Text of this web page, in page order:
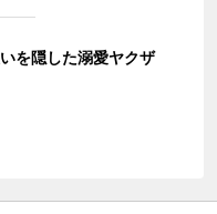
を隠した溺愛ヤクザ